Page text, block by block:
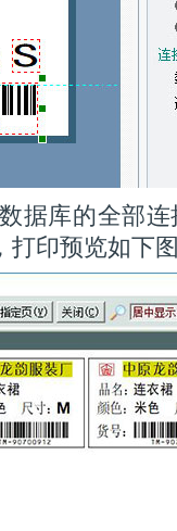
据库的全部
，打印预览如下